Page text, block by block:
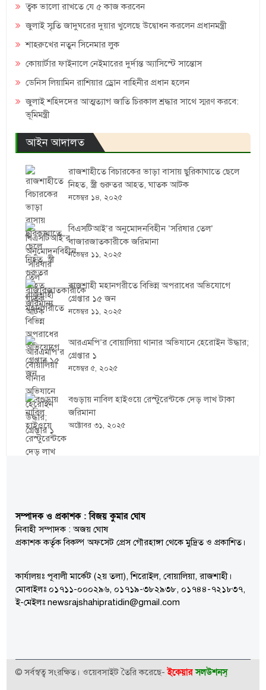
ত্বক ভালো রাখতে যে ৫ কাজ করবেন
জুলাই স্মৃতি জাদুঘরের দুয়ার খুলেছে উদ্বোধন করলেন প্রধানমন্ত্রী
শাহরুখের নতুন সিনেমার লুক
কোয়ার্টার ফাইনালে নেইমারের দুর্দান্ত অ্যাসিস্টে সান্তোস
ডেনিস লিয়ামিন রাশিয়ার ড্রোন বাহিনীর প্রধান হলেন
জুলাই শহিদদের আত্মত্যাগ জাতি চিরকাল শ্রদ্ধার সাথে স্মরণ করবে:
ভূমিমন্ত্রী
আইন আদালত
রাজশাহীতে বিচারকের ভাড়া বাসায় ছুরিকাঘাতে ছেলে
নিহত, স্ত্রী গুরুতর আহত, ঘাতক আটক
নভেম্বর ১৪, ২০২৫
বিএসটিআই’র অনুমোদনবিহীন ‘সরিষার তেল’
বাজারজাতকারীকে জরিমানা
নভেম্বর ১১, ২০২৫
রাজশাহী মহানগরীতে বিভিন্ন অপরাধের অভিযোগে
গ্রেপ্তার ১৫ জন
নভেম্বর ১১, ২০২৫
আরএমপি’র বোয়ালিয়া থানার অভিযানে হেরোইন উদ্ধার;
গ্রেপ্তার ১
নভেম্বর ৫, ২০২৫
বগুড়ায় নাবিল হাইওয়ে রেস্টুরেন্টকে দেড় লাখ টাকা
জরিমানা
অক্টোবর ৩১, ২০২৫
সম্পাদক ও প্রকাশক : বিজয় কুমার ঘোষ
নিবাহী সম্পাদক : অজয় ঘোষ
প্রকাশক কর্তৃক বিকল্প অফসেট প্রেস গৌরহাঙ্গা থেকে মুদ্রিত ও প্রকাশিত।
কার্যালয়ঃ পূবালী মার্কেট (২য় তলা), শিরোইল, বোয়ালিয়া, রাজশাহী।
মোবাইলঃ ০১৭১১-০০০২৯৬, ০১৭১৯-৩৮২৯৩৮, ০১৭৪৪-৭২১৮৩৭,
ই-মেইলঃ newsrajshahipratidin@gmail.com
© সর্বস্বত্ব সংরক্ষিত। ওয়েবসাইট তৈরি করেছে-ইকেয়ার সলউশনস্